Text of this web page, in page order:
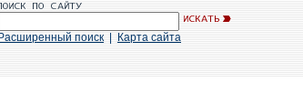
Расширенный поиск Карта сайта